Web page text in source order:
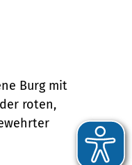
Burg mit
roten,